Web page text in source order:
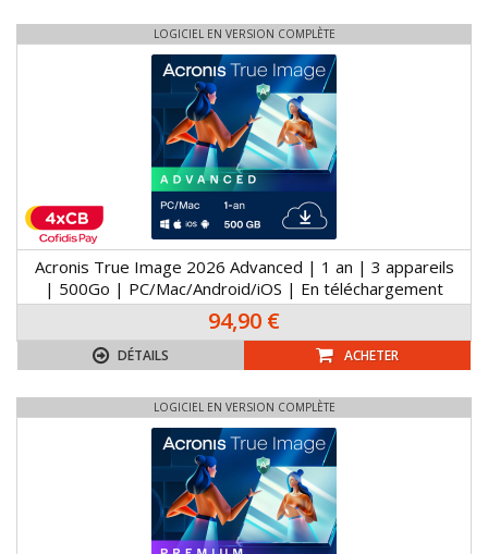
LOGICIEL EN VERSION COMPLÈTE
Acronis True Image 2026 Advanced | 1 an | 3 appareils
| 500Go | PC/Mac/Android/iOS | En téléchargement
94,90 €
DÉTAILS ACHETER
LOGICIEL EN VERSION COMPLÈTE